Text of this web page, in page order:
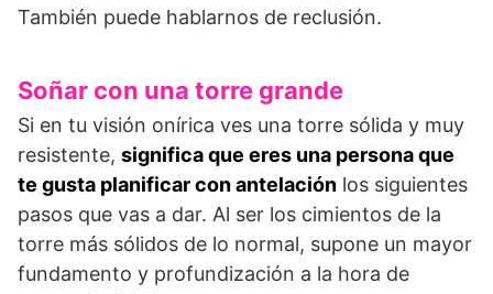
También puede hablarnos de reclusión.
Soñar con una torre grande
Si en tu visión onírica ves una torre sólida y muy
resistente, significa que eres una persona que
te gusta planificar con antelación los siguientes
pasos que vas a dar. Al ser los cimientos de la
torre más sólidos de lo normal, supone un mayor
fundamento y profundización a la hora de